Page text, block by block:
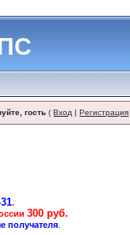
гость (Вход |Регистрация
.
300 руб.
получателя